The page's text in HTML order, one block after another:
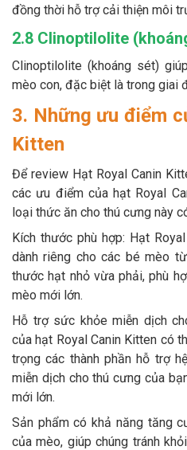
đồng thời hỗ trợ cải thiện môi
2.8 Clinoptilolite
Clinoptilolite (khoáng sét)
mèo con, đặc biệt là trong giai
3. Những ưu điểm
Kitten
Để review Hạt Royal Canin
các ưu điểm của hạt Royal
loại thức ăn cho thú cưng này
Kích thước phù hợp: Hạt
dành riêng cho các bé mèo
thước hạt nhỏ vừa phải, phù
mèo mới lớn.
Hỗ trợ sức khỏe miễn dịch
của hạt Royal Canin Kitten có
trọng các thành phần hỗ trợ
miễn dịch cho thú cưng của
mới lớn.
Sản phẩm có khả năng tăng
của mèo, giúp chúng tránh